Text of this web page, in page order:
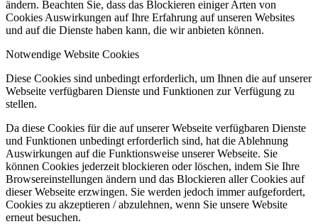
ändern. Beachten Sie, dass das Blockieren einiger Arten von
Cookies Auswirkungen auf Ihre Erfahrung auf unseren Websites
und auf die Dienste haben kann, die wir anbieten können.
Notwendige Website Cookies
Diese Cookies sind unbedingt erforderlich, um Ihnen die auf unserer
Webseite verfügbaren Dienste und Funktionen zur Verfügung zu
stellen.
Da diese Cookies für die auf unserer Webseite verfügbaren Dienste
und Funktionen unbedingt erforderlich sind, hat die Ablehnung
Auswirkungen auf die Funktionsweise unserer Webseite. Sie
können Cookies jederzeit blockieren oder löschen, indem Sie Ihre
Browsereinstellungen ändern und das Blockieren aller Cookies auf
dieser Webseite erzwingen. Sie werden jedoch immer aufgefordert,
Cookies zu akzeptieren / abzulehnen, wenn Sie unsere Website
erneut besuchen.